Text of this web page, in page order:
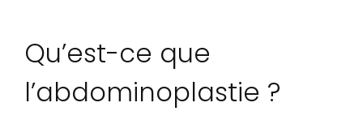
Qu’est-ce que
l’abdominoplastie ?